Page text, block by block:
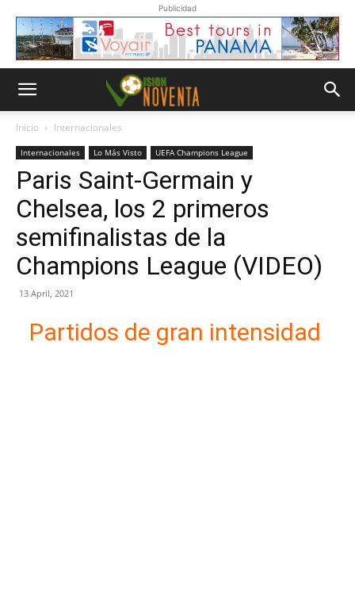
Publicidad
Inicio Internacionales
Internacionales Lo Más Visto UEFA Champions League
Paris Saint-Germain y
Chelsea, los 2 primeros
semifinalistas de la
Champions League (VIDEO)
13 April, 2021
Partidos de gran intensidad